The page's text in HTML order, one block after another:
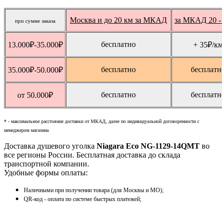
при сумме заказа Москва и до 20 км за МКАД за МКАД 20 -
13.000₽-35.000₽ бесплатно + 35₽/
35.000₽-50.000₽ бесплатно
от 50.000₽ бесплатно
* - максимальное расстояние доставки от МКАД, далее по индивидуальной договоренности с
менеджером магазина
Доставка душевого уголка Niagara Eco NG-1129-14QMT во
все регионы России. Бесплатная доставка до склада
транспортной компании.
Удобные формы оплаты:
Наличными при получении товара (для Москвы и МО);
QR-код - оплата по системе быстрых платежей;